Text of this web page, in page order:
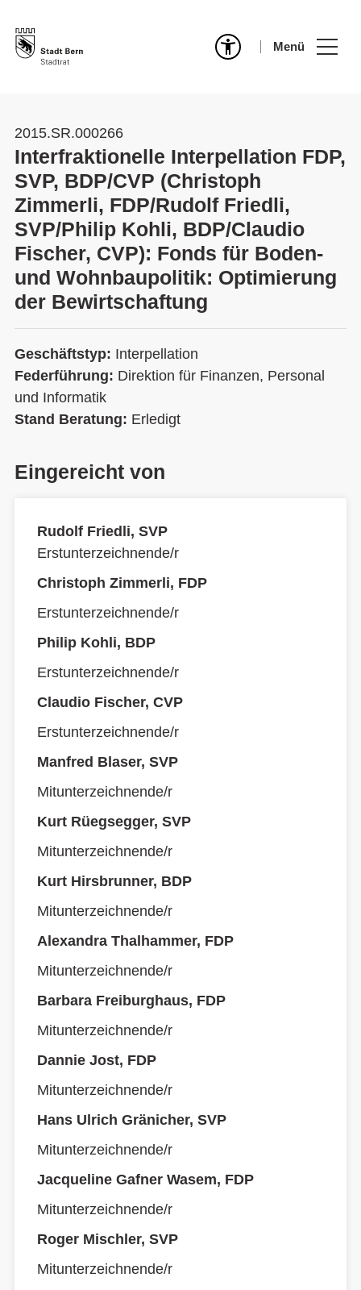
Menü
2015.SR.000266
Interfraktionelle Interpellation FDP,
SVP, BDP/CVP (Christoph
Zimmerli, FDP/Rudolf Friedli,
SVP/Philip Kohli, BDP/Claudio
Fischer, CVP): Fonds für Boden-
und Wohnbaupolitik: Optimierung
der Bewirtschaftung
Geschäftstyp: Interpellation
Federführung: Direktion für Finanzen, Personal
und Informatik
Stand Beratung: Erledigt
Eingereicht von
Rudolf Friedli, SVP
Erstunterzeichnende/r
Christoph Zimmerli, FDP
Erstunterzeichnende/r
Philip Kohli, BDP
Erstunterzeichnende/r
Claudio Fischer, CVP
Erstunterzeichnende/r
Manfred Blaser, SVP
Mitunterzeichnende/r
Kurt Rüegsegger, SVP
Mitunterzeichnende/r
Kurt Hirsbrunner, BDP
Mitunterzeichnende/r
Alexandra Thalhammer, FDP
Mitunterzeichnende/r
Barbara Freiburghaus, FDP
Mitunterzeichnende/r
Dannie Jost, FDP
Mitunterzeichnende/r
Hans Ulrich Gränicher, SVP
Mitunterzeichnende/r
Jacqueline Gafner Wasem, FDP
Mitunterzeichnende/r
Roger Mischler, SVP
Mitunterzeichnende/r